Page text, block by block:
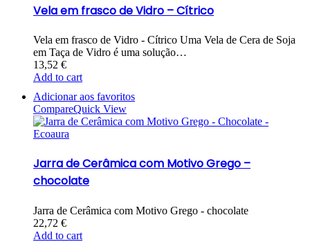
Vela em frasco de Vidro – Cítrico
Vela em frasco de Vidro - Cítrico Uma Vela de Cera de Soja
em Taça de Vidro é uma solução…
13,52 €
Add to cart
Adicionar aos favoritos
CompareQuick View
Jarra de Cerâmica com Motivo Grego –
chocolate
Jarra de Cerâmica com Motivo Grego - chocolate
22,72 €
Add to cart